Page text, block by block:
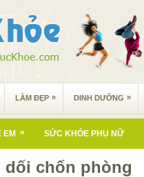
LÀM ĐẸP » DINH DƯỠNG »
EM » SỨC KHỎE PHỤ NỮ
dối chốn phòng